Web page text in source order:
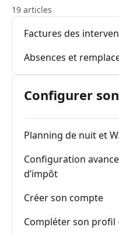
19 articles
Factures des
Absences et
Configurer
Planning de nuit et
Configuration
d’impôt
Créer son compte
Compléter son profil